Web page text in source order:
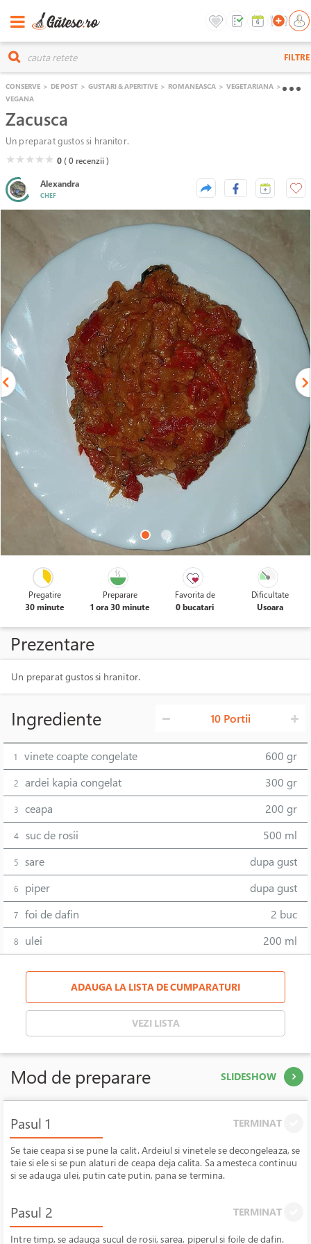
FILTRE
CONSERVE > DE POST > GUSTARI & APERITIVE > ROMANEASCA > VEGETARIANA >
VEGANA
Zacusca
Un preparat gustos si hranitor.
( )
★( )
★( )
★( )
★( )
★ 0( 0 recenzii )
Alexandra
CHEF
Pregatire
30 minute
Preparare
1 ora 30 minute
Favorita de
0 bucatari
Dificultate
Usoara
Prezentare
Un preparat gustos si hranitor.
Ingrediente 10 Portii
1 vinete coapte congelate 600 gr
2 ardei kapia congelat 300 gr
3 ceapa 200 gr
4 suc de rosii 500 ml
5 sare dupa gust
6 piper dupa gust
7 foi de dafin 2 buc
8 ulei 200 ml
ADAUGA LA LISTA DE CUMPARATURI
VEZI LISTA
Mod de preparare SLIDESHOW
Pasul 1 TERMINAT
Se taie ceapa si se pune la calit. Ardeiul si vinetele se decongeleaza, se
taie si ele si se pun alaturi de ceapa deja calita. Sa amesteca continuu
si se adauga ulei, putin cate putin, pana se termina.
Pasul 2 TERMINAT
Intre timp, se adauga sucul de rosii, sarea, piperul si foile de dafin.